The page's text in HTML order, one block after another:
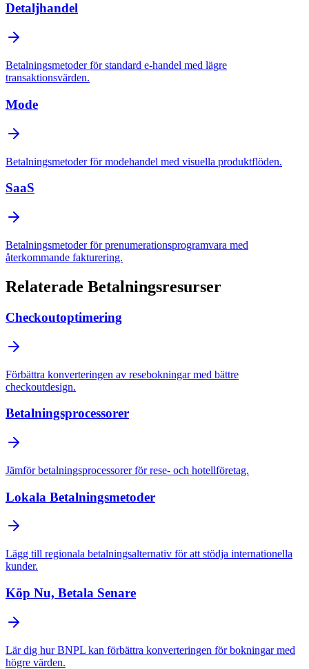
Detaljhandel
Betalningsmetoder för standard e-handel med lägre
transaktionsvärden.
Mode
Betalningsmetoder för modehandel med visuella produktflöden.
SaaS
Betalningsmetoder för prenumerationsprogramvara med
återkommande fakturering.
Relaterade Betalningsresurser
Checkoutoptimering
Förbättra konverteringen av resebokningar med bättre
checkoutdesign.
Betalningsprocessorer
Jämför betalningsprocessorer för rese- och hotellföretag.
Lokala Betalningsmetoder
Lägg till regionala betalningsalternativ för att stödja internationella
kunder.
Köp Nu, Betala Senare
Lär dig hur BNPL kan förbättra konverteringen för bokningar med
högre värden.